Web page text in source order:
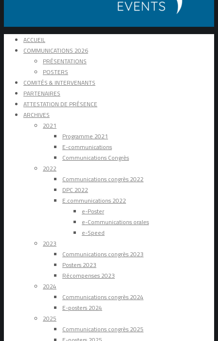
ACCUEIL
COMMUNICATIONS 2026
PRÉSENTATIONS
POSTERS
COMITÉS & INTERVENANTS
PARTENAIRES
ATTESTATION DE PRÉSENCE
ARCHIVES
2021
Programme 2021
E-communications
Communications Congrès
2022
Communications congrès 2022
DPC 2022
E.communications 2022
e-Poster
e-Communications orales
e-Speed
2023
Communications congrès 2023
Posters 2023
Récompenses 2023
2024
Communications congrès 2024
E-posters 2024
2025
Communications congrès 2025